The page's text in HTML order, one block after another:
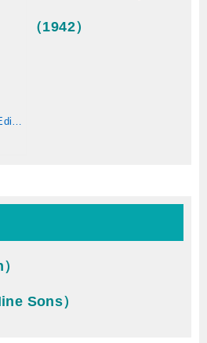
1942: A Novel (English Edition)
（1942）
Sons）